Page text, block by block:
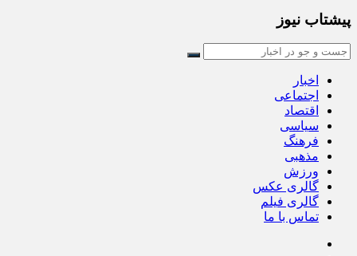
پیشتاب نیوز
اخبار
اجتماعی
اقتصاد
سیاسی
فرهنگ
مذهبی
ورزش
گالری عکس
گالری فیلم
تماس با ما